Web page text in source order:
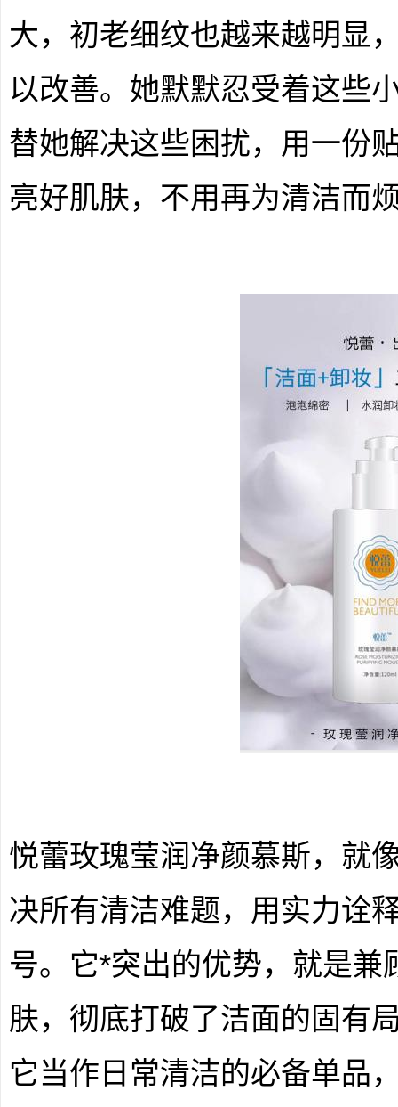
大，初老细纹也越来越明显
以改善。她默默忍受着这些
替她解决这些困扰，用一份
亮好肌肤，不用再为清洁而
悦蕾玫瑰莹润净颜慕斯，就
决所有清洁难题，用实力诠
号。它*突出的优势，就是兼
肤，彻底打破了洁面的固有
它当作日常清洁的必备单品